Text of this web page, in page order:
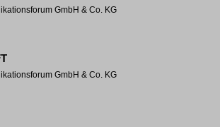
GmbH & Co. KG
GmbH & Co. KG